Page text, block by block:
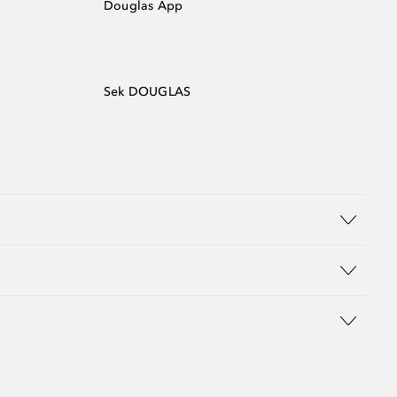
Douglas App
Sek DOUGLAS